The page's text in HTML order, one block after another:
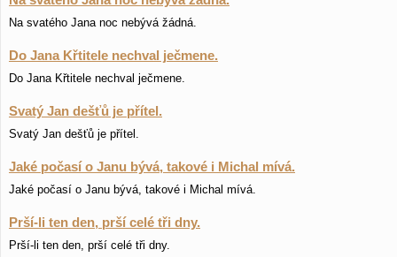
Na svatého Jana noc nebývá žádná.
Do Jana Křtitele nechval ječmene.
Do Jana Křtitele nechval ječmene.
Svatý Jan dešťů je přítel.
Svatý Jan dešťů je přítel.
Jaké počasí o Janu bývá, takové i Michal mívá.
Jaké počasí o Janu bývá, takové i Michal mívá.
Prší-li ten den, prší celé tři dny.
Prší-li ten den, prší celé tři dny.